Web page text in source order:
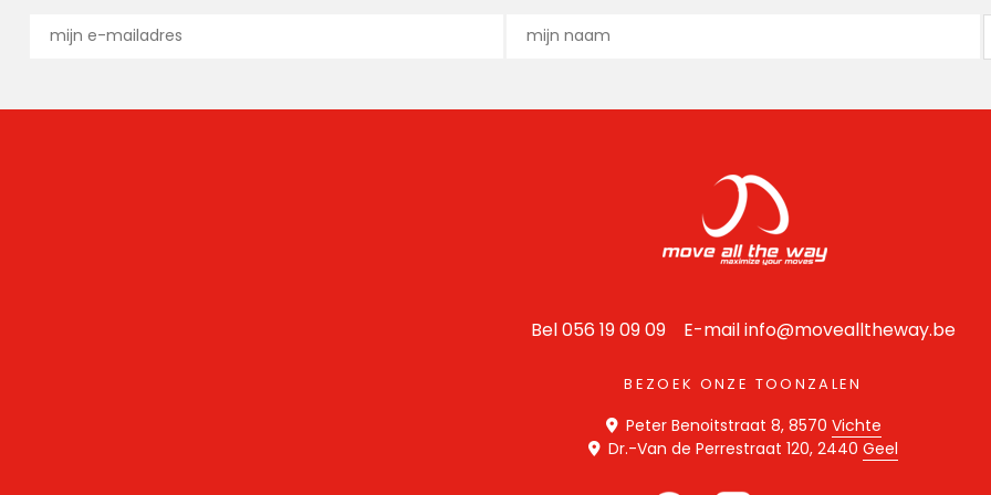
Bel 056 19 09 09 E-mailinfo@movealltheway.be
BEZOEK ONZE TOONZALEN
Peter Benoitstraat 8, 8570 Vichte
Dr.-Van de Perrestraat 120, 2440 Geel